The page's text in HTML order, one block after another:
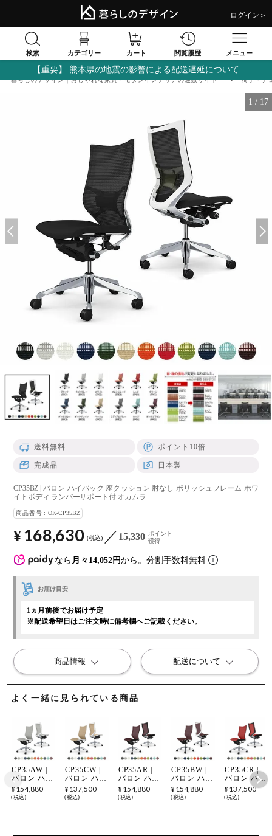
ログイン＞
検索 カテゴリー カート 閲覧履歴 メニュー
【重要】 熊本県の地震の影響による配送遅延について
暮らしのデザイン｜おしゃれな家具・モダンインテリアの通販サイト 椅子・チ
1 / 17
よく一緒に見られている商品
CP35AW |
バロン ハイ
バック 座メ
ッシュ 肘な
¥ 154,880
税込
CP35CW |
バロン ハイ
バック 座メ
ッシュ 肘な
¥ 137,500
税込
CP35AR |
バロン ハイ
バック 座メ
ッシュ 肘な
¥ 154,880
税込
CP35BW |
バロン ハイ
バック 座ク
ッション 肘
¥ 154,880
税込
CP35CR |
バロン ハイ
バック 座メ
ッシュ 肘な
¥ 137,500
税込
送料無料 ポイント10倍
完成品 日本製
CP35BZ | バロン ハイバック 座クッション 肘なし ポリッシュフレーム ホワ
イトボディ ランバーサポート付 オカムラ
商品番号 OK-CP35BZ
なら 月々14,052円から。分割手数料無料
¥ 168,630 税込 15,330 ポイント
獲得
お届け目安
1ヵ月前後でお届け予定
※配送希望日はご注文時に備考欄へご記載ください。
商品情報 配送について